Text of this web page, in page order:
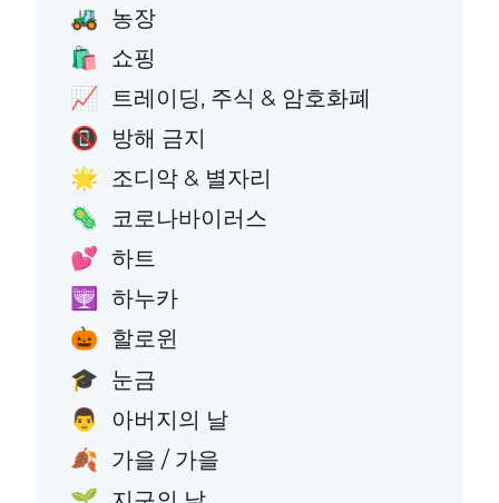
🚜 농장
🛍️ 쇼핑
📈 트레이딩, 주식 & 암호화폐
📵 방해 금지
🌟 조디악 & 별자리
🦠 코로나바이러스
💕 하트
🕎 하누카
🎃 할로윈
🎓 눈금
👨 아버지의 날
🍂 가을 / 가을